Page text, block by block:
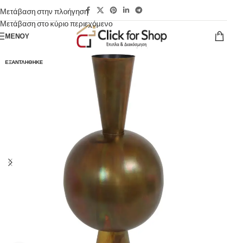
Μετάβαση στην πλοήγηση
Μετάβαση στο κύριο περιεχόμενο
ΜΕΝΟΎ
ΕΞΑΝΤΛΉΘΗΚΕ